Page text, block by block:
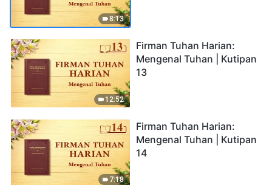
8:13
12:52
Firman Tuhan Harian:
Mengenal Tuhan | Kutipan
13
7:18
Firman Tuhan Harian:
Mengenal Tuhan | Kutipan
14